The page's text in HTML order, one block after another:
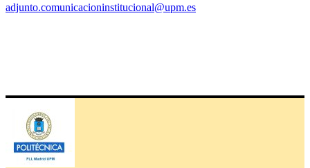
adjunto.comunicacioninstitucional@upm.es